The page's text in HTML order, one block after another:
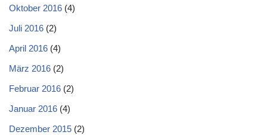
Oktober 2016 (4)
Juli 2016 (2)
April 2016 (4)
März 2016 (2)
Februar 2016 (2)
Januar 2016 (4)
Dezember 2015 (2)